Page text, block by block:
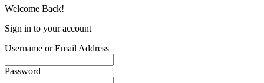
Welcome Back!
Sign in to your account
Username or Email Address
Password